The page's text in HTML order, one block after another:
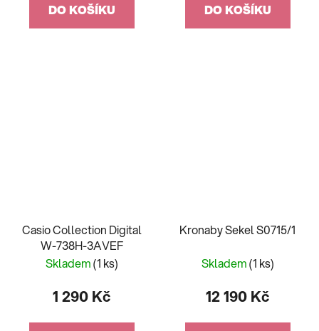
DO KOŠÍKU DO KOŠÍKU
Casio Collection Digital
W-738H-3AVEF
Skladem(1 ks)
1 290 Kč
Kronaby Sekel S0715/1
Skladem(1 ks)
12 190 Kč